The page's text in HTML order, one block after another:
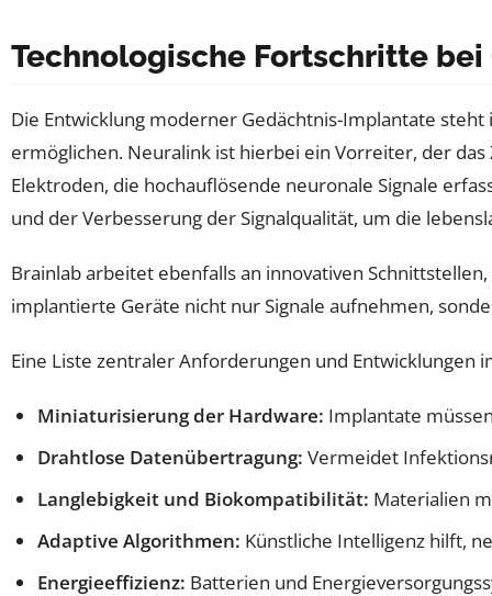
Technologische Fortschritte
Die Entwicklung moderner Gedächtnis-Implantate
ermöglichen. Neuralink ist hierbei ein Vorreiter, der
Elektroden, die hochauflösende neuronale Signale
und der Verbesserung der Signalqualität, um die
Brainlab arbeitet ebenfalls an innovativen
implantierte Geräte nicht nur Signale aufnehmen,
Eine Liste zentraler Anforderungen und Entwicklungen
Miniaturisierung der Hardware: Implantate
Drahtlose Datenübertragung: Vermeidet
Langlebigkeit und Biokompatibilität: Materialien
Adaptive Algorithmen: Künstliche Intelligenz hilft,
Energieeffizienz: Batterien und